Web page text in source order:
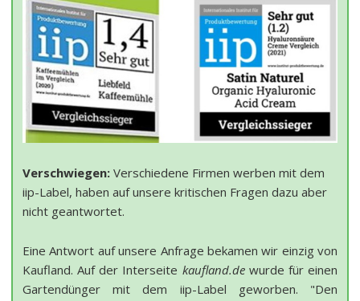
Verschwiegen: Verschiedene Firmen werben mit dem
iip-Label, haben auf unsere kritischen Fragen dazu aber
nicht geantwortet.
Eine Antwort auf unsere Anfrage bekamen wir einzig von
Kaufland. Auf der Interseite kaufland.dewurde für einen
Gartendünger mit dem iip-Label geworben. "Den